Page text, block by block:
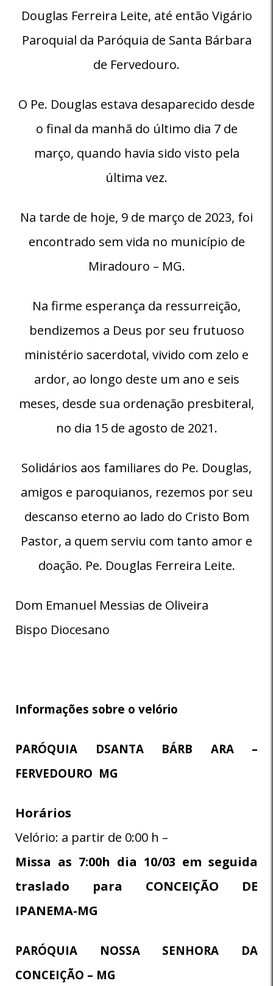
Douglas Ferreira Leite, até então Vigário
Paroquial da Paróquia de Santa Bárbara
de Fervedouro.
O Pe. Douglas estava desaparecido desde
o final da manhã do último dia 7 de
março, quando havia sido visto pela
última vez.
Na tarde de hoje, 9 de março de 2023, foi
encontrado sem vida no município de
Miradouro – MG.
Na firme esperança da ressurreição,
bendizemos a Deus por seu frutuoso
ministério sacerdotal, vivido com zelo e
ardor, ao longo deste um ano e seis
meses, desde sua ordenação presbiteral,
no dia 15 de agosto de 2021.
Solidários aos familiares do Pe. Douglas,
amigos e paroquianos, rezemos por seu
descanso eterno ao lado do Cristo Bom
Pastor, a quem serviu com tanto amor e
doação. Pe. Douglas Ferreira Leite.
Dom Emanuel Messias de Oliveira
Bispo Diocesano
Informações sobre o velório
PARÓQUIA DSANTA BÁRB ARA –
FERVEDOURO MG
Horários
Velório: a partir de 0:00 h –
Missa as 7:00h dia 10/03 em seguida
traslado para CONCEIÇÃO DE
IPANEMA-MG
PARÓQUIA NOSSA SENHORA DA
CONCEIÇÃO – MG